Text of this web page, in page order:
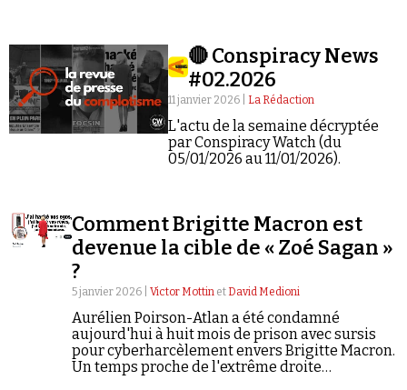
Newsletter
Demander à Vera
🔴 Conspiracy News
#02.2026
11 janvier 2026 | La Rédaction
L'actu de la semaine décryptée
par Conspiracy Watch (du
05/01/2026 au 11/01/2026).
Comment Brigitte Macron est
devenue la cible de « Zoé Sagan »
?
5 janvier 2026 |Victor Mottin et David Medioni
Aurélien Poirson-Atlan a été condamné
aujourd'hui à huit mois de prison avec sursis
pour cyberharcèlement envers Brigitte Macron.
Un temps proche de l'extrême droite